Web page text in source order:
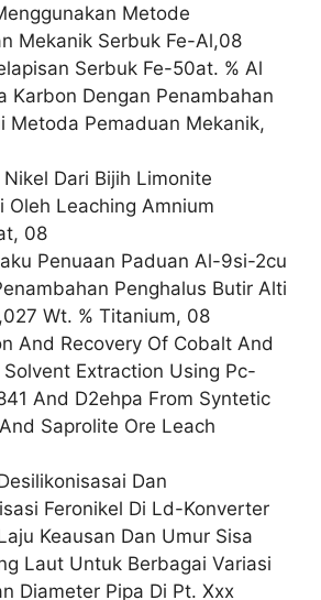
Metode
Mekanik Serbuk Fe-Al,08
Serbuk Fe-50at. % Al
Karbon Dengan Penambahan
Metoda Pemaduan Mekanik,
Nikel Dari Bijih Limonite
Oleh Leaching Amnium
08
Penuaan Paduan Al-9si-2cu
Penghalus Butir Alti
Wt. % Titanium, 08
And Recovery Of Cobalt And
Solvent Extraction Using Pc-
And D2ehpa From Syntetic
Saprolite Ore Leach
Dan
Feronikel Di Ld-Konverter
Keausan Dan Umur Sisa
Laut Untuk Berbagai Variasi
Diameter Pipa Di Pt. Xxx